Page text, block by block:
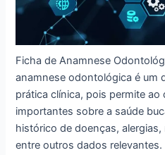
Ficha de Anamnese
anamnese odontológica é um
prática clínica, pois permite
importantes sobre a saúde
histórico de doenças,
entre outros dados